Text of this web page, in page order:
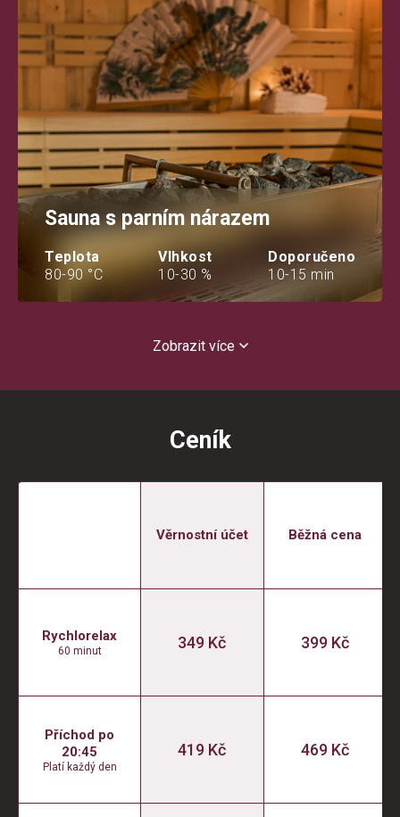
Sauna s parním nárazem
Teplota
80-90 °C
Vlhkost
10-30 %
Doporučeno
10-15 min
Zobrazit více
Ceník
Rychlorelax
60 minut
Příchod po
20:45
Platí každý den
Věrnostní účet
349 Kč
419 Kč
Běžná cena
399 Kč
469 Kč